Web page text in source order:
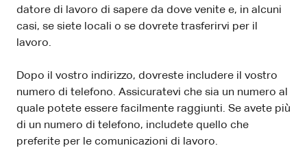
datore di lavoro di sapere da dove venite e, in alcuni
casi, se siete locali o se dovrete trasferirvi per il
lavoro.
Dopo il vostro indirizzo, dovreste includere il vostro
numero di telefono. Assicuratevi che sia un numero al
quale potete essere facilmente raggiunti. Se avete più
di un numero di telefono, includete quello che
preferite per le comunicazioni di lavoro.